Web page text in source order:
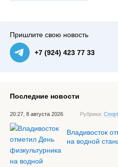
Пришлите свою новость
+7 (924) 423 77 33
Последние новости
20:27, 8 августа 2026 Рубрика:
Владивосток
на водной